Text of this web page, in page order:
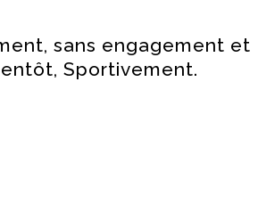
sans engagement et
Sportivement.